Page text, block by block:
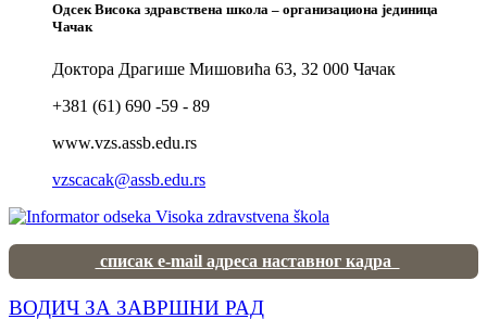
Одсек Висока здравствена школа – организациона јединица
Чачак
Доктора Драгише Мишовића 63, 32 000 Чачак
+381 (61) 690 -59 - 89
www.vzs.assb.edu.rs
vzscacak@assb.edu.rs
списак e-mail адреса наставног кадра
ВОДИЧ ЗА ЗАВРШНИ РАД